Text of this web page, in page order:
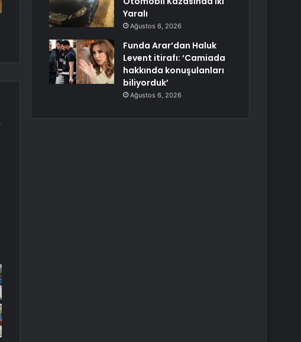
Yaralı
Ağustos 6, 2026
Funda Arar’dan Haluk
Levent itirafı: ‘Camiada
hakkında konuşulanları
biliyorduk’
Ağustos 6, 2026